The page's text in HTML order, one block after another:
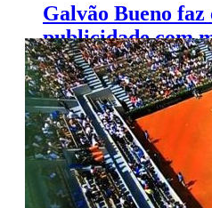
Galvão Bueno faz
publicidade com
clientes de